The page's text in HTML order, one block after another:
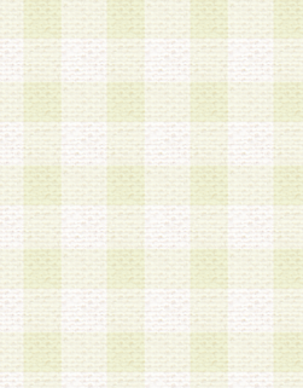
d.その他これらに付随す
4.会員は、住所、電話
合は、速やかに当社所
5.当社は、必要と認め
手段により登録情報の
の内容が正確であるこ
うことができるものと
6.会員は、会員登録後
して、当社指定の期間
該期間内に更新手続き
発行したポイントは失